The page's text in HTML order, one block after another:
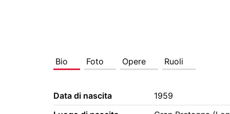
Bio Foto Opere Ruoli
Data di nascita
1959